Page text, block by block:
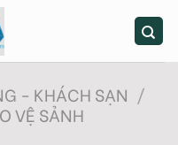
- KHÁCH SẠN /
VỆ SẢNH